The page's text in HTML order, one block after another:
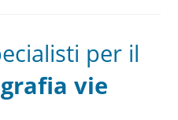
per il
vie